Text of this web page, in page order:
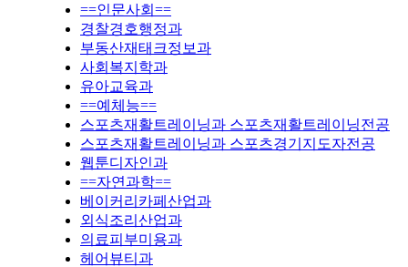
==인문사회==
경찰경호행정과
부동산재태크정보과
사회복지학과
유아교육과
==예체능==
스포츠재활트레이닝과 스포츠재활트레이닝전공
스포츠재활트레이닝과 스포츠경기지도자전공
웹툰디자인과
==자연과학==
베이커리카페산업과
외식조리산업과
의료피부미용과
헤어뷰티과